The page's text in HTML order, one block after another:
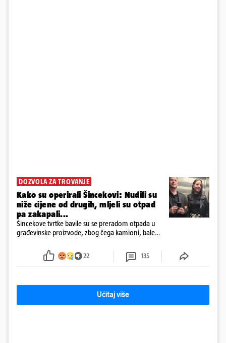
DOZVOLA ZA TROVANJE
Kako su operirali Šincekovi: Nudili su
niže cijene od drugih, mljeli su otpad
pa zakapali...
Šincekove tvrtke bavile su se preradom otpada u
građevinske proizvode, zbog čega kamioni, bale
22 135
Učitaj više